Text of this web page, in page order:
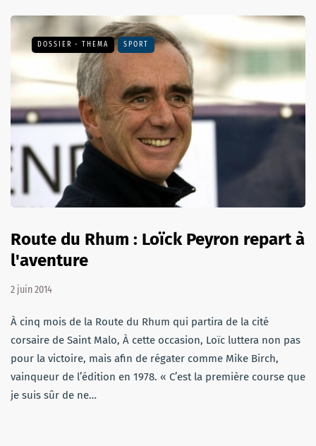
DOSSIER - THEMA SPORT
Route du Rhum : Loïck Peyron repart à
l'aventure
2 juin 2014
À cinq mois de la Route du Rhum qui partira de la cité
corsaire de Saint Malo, À cette occasion, Loïc luttera non pas
pour la victoire, mais afin de régater comme Mike Birch,
vainqueur de l’édition en 1978. « C’est la première course que
je suis sûr de ne…